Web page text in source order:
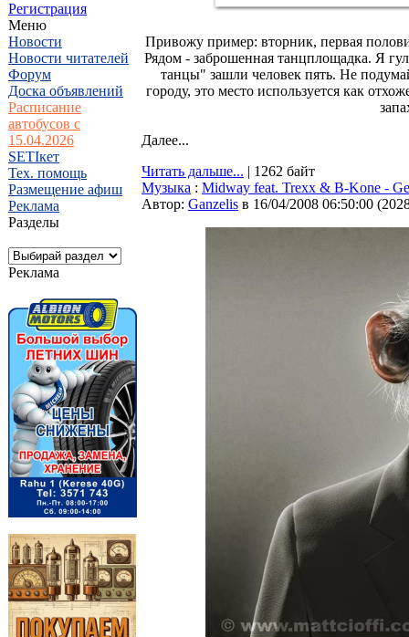
Регистрация
Меню
Новости
Новости читателей
Форум
Доска объявлений
Расписание
автобусов с
15.04.2026
SETIкет
Тех. помощь
Размещение афиш
Реклама
Разделы
Реклама
Привожу пример: вторник, первая
Рядом - заброшенная танцплощадка. Я
танцы" зашли человек пять. Не
городу, это место используется как
Далее...
Читать дальше... | 1262 байт
Музыка : Midway feat. Trexx & B-Kone -
Автор: Ganzelis в 16/04/2008 06:50:00 (